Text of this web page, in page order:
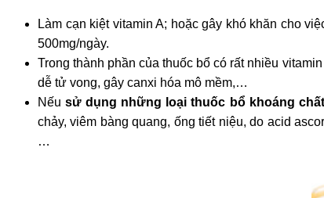
Làm cạn kiệt vitamin A; hoặc gây khó khăn cho
500mg/ngày.
Trong thành phần của thuốc bổ có rất nhiều
dễ tử vong, gây canxi hóa mô mềm,…
Nếusử dụng những loại thuốc bổ khoáng chất
chảy, viêm bàng quang, ống tiết niệu, do acid
…